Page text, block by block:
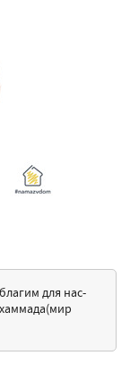
для нас-